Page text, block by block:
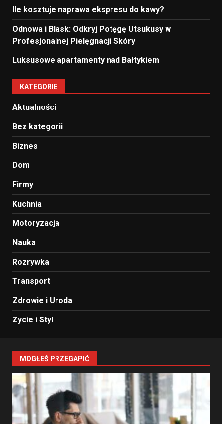
Ile kosztuje naprawa ekspresu do kawy?
Odnowa i Blask: Odkryj Potęgę Utsukusy w
Profesjonalnej Pielęgnacji Skóry
Luksusowe apartamenty nad Bałtykiem
KATEGORIE
Aktualności
Bez kategorii
Biznes
Dom
Firmy
Kuchnia
Motoryzacja
Nauka
Rozrywka
Transport
Zdrowie i Uroda
Zycie i Styl
MOGŁEŚ PRZEGAPIĆ